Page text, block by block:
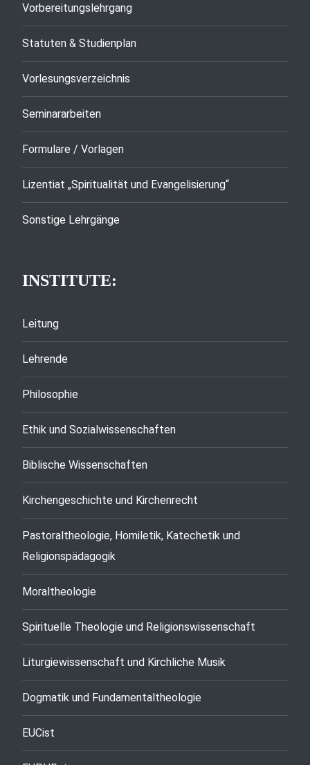
Vorbereitungslehrgang
Statuten & Studienplan
Vorlesungsverzeichnis
Seminararbeiten
Formulare / Vorlagen
Lizentiat „Spiritualität und Evangelisierung“
Sonstige Lehrgänge
INSTITUTE:
Leitung
Lehrende
Philosophie
Ethik und Sozialwissenschaften
Biblische Wissenschaften
Kirchengeschichte und Kirchenrecht
Pastoraltheologie, Homiletik, Katechetik und
Religionspädagogik
Moraltheologie
Spirituelle Theologie und Religionswissenschaft
Liturgiewissenschaft und Kirchliche Musik
Dogmatik und Fundamentaltheologie
EUCist